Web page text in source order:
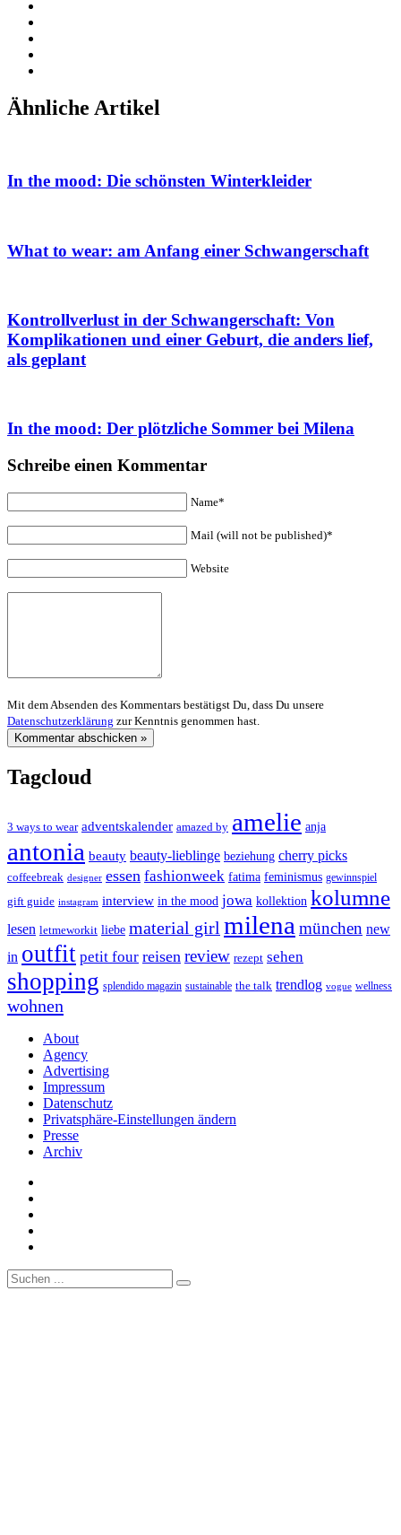
Ähnliche Artikel
In the mood: Die schönsten Winterkleider
What to wear: am Anfang einer Schwangerschaft
Kontrollverlust in der Schwangerschaft: Von
Komplikationen und einer Geburt, die anders lief,
als geplant
In the mood: Der plötzliche Sommer bei Milena
Schreibe einen Kommentar
Name*
Mail (will not be published)*
Website
Mit dem Absenden des Kommentars bestätigst Du, dass Du unsere
Datenschutzerklärung zur Kenntnis genommen hast.
Tagcloud
3 ways to wear adventskalender amazed by amelie anja
antonia beauty beauty-lieblinge beziehung cherry picks
coffeebreak designer essen fashionweek fatima feminismus gewinnspiel
gift guide instagram interview in the mood jowa kollektion kolumne
lesen letmeworkit liebe material girl milena münchen new
in outfit petit four reisen review rezept sehen
shopping splendido magazin sustainable the talk trendlog vogue wellness
wohnen
About
Agency
Advertising
Impressum
Datenschutz
Privatsphäre-Einstellungen ändern
Presse
Archiv